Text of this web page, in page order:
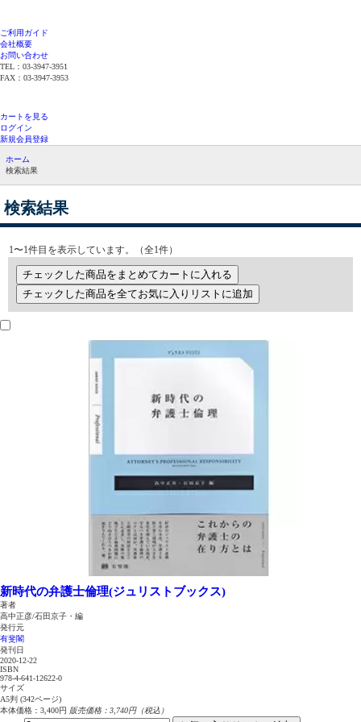
ご利用ガイド
会社概要
お問い合わせ
TEL：03-3947-3951
FAX：03-3947-3953
カートを見る
ログイン
新規会員登録
ホーム
検索結果
検索結果
1〜1件目を表示しています。（全1件）
チェックした商品をまとめてカートに入れる
チェックした商品を全てお気に入りリストに追加
新時代の弁護士倫理(ジュリストブックス)
著者
高中正彦/石田京子・編
発行元
有斐閣
発刊日
2020-12-22
ISBN
978-4-641-12622-0
サイズ
A5判 (342ページ)
本体価格：3,400円 販売価格：3,740円（税込）